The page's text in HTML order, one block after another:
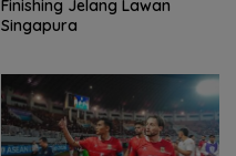
Finishing Jelang Lawan
Singapura